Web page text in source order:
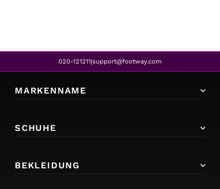
020-121211|support@footway.com
MARKENNAME
SCHUHE
BEKLEIDUNG